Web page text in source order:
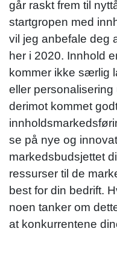
går raskt frem til
startgropen med
vil jeg anbefale deg
her i 2020. Innhold
kommer ikke særlig
eller
derimot kommet
se på nye og
markedsbudsjettet
ressurser til de
best for din bedrift.
noen tanker om
at konkurrentene